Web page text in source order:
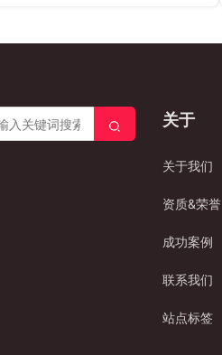
电话线路进行的对外呼叫。与传统
以通过预设的脚本和规则，自动与
客户进行语音交互，完成呼叫、咨
询、问卷调查、销售等多种任务。
二、外呼语音线路的优势 三、如何
择外呼语音线路服务提供商，需要
关于
关于我们
资质&荣誉
成功案例
联系我们
站点标签